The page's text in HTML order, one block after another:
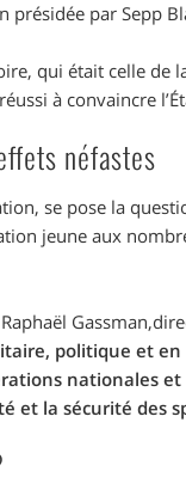
présidée par Sepp
qui était celle de
à convaincre
néfastes
se pose la
jeune aux
politique et
nationales
et la sécurité des